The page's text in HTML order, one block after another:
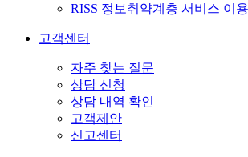
RISS 정보취약계층 서비스 이
고객센터
자주 찾는 질문
상담 신청
상담 내역 확인
고객제안
신고센터